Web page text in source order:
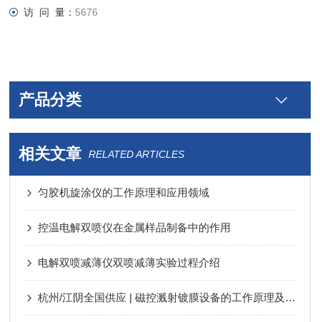
访 问 量： 5676
产品分类
相关文章 RELATED ARTICLES
匀胶机旋涂仪的工作原理和应用领域
控温电解双喷仪在金属样品制备中的作用
电解双喷减薄仪双喷减薄实验过程介绍
杭州/江阴全国供应 | 磁控溅射镀膜设备的工作原理及其应用领域